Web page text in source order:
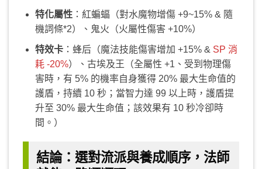
特化屬性：紅蝙蝠（對水魔物增傷 +9~15% & 隨
機詞條*2）、鬼火（火屬性傷害 +10%）
特效卡：蜂后（魔法技能傷害增加 +15% & SP 消
耗 -20%）、古埃及王（全屬性 +1、受到物理傷
害時，有 5% 的機率自身獲得 20% 最大生命值的
護盾，持續 10 秒；當智力達 99 以上時，護盾提
升至 30% 最大生命值；該效果有 10 秒冷卻時
間。）
結論：選對流派與養成順序，法師